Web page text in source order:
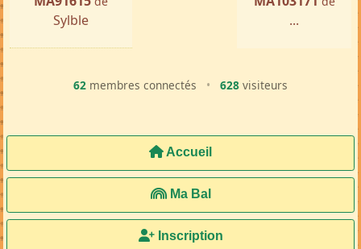
Sylble ...
62 membres connectés • 628 visiteurs
Accueil
Ma Bal
Inscription